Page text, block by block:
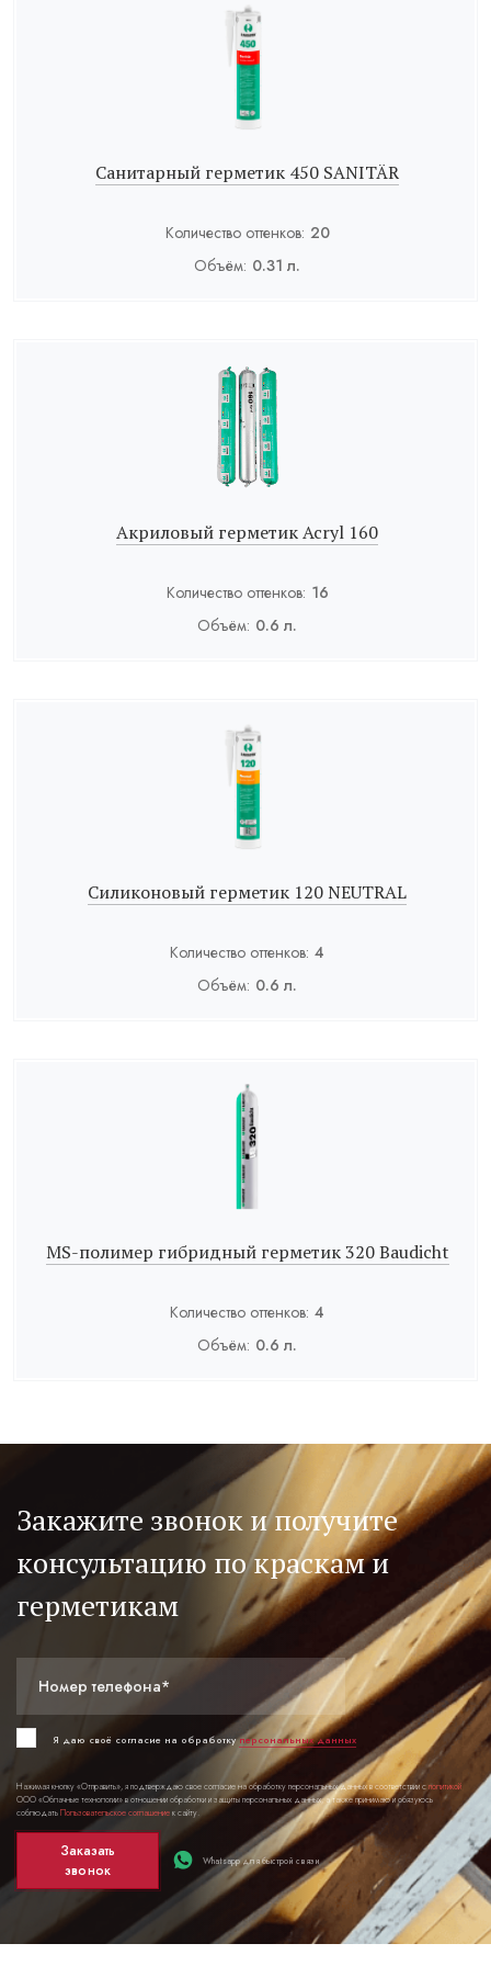
Санитарный герметик 450 SANITÄR
Количество оттенков: 20
Объём: 0.31 л.
Акриловый герметик Acryl 160
Количество оттенков: 16
Объём: 0.6 л.
Силиконовый герметик 120 NEUTRAL
Количество оттенков: 4
Объём: 0.6 л.
MS-полимер гибридный герметик 320 Baudicht
Количество оттенков: 4
Объём: 0.6 л.
Закажите звонок и получите
консультацию по краскам и
герметикам
Номер телефона*
Заказать
звонок
Whatsapp для быстрой связи
Я даю своё согласие на обработкуперсональных данных
Нажимая кнопку «Отправить», я подтверждаю свое согласие на обработку персональных данных в соответствии сполитикой
ООО «Облачные технологии» в отношении обработки и защиты персональных данных, а также принимаю и обязуюсь
соблюдатьПользовательское соглашениек сайту.